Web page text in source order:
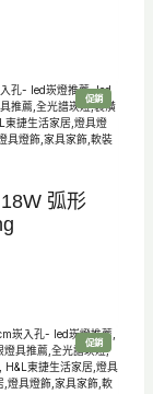
促銷特
價
商
品
弧形
促銷特
價
商
品